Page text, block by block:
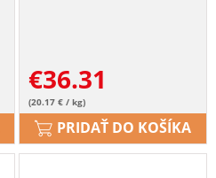
€36.31
(20.17 € / kg)
PRIDAŤ DO KOŠÍKA